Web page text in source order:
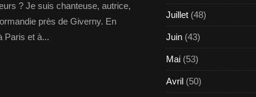
? Je suis chanteuse, autrice,
près de Giverny. En
Paris et à...
Juillet (48)
Juin (43)
Mai (53)
Avril (50)